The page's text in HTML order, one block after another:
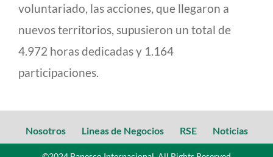
voluntariado, las acciones, que llegaron a
nuevos territorios, supusieron un total de
4.972 horas dedicadas y 1.164
participaciones.
Nosotros Lineas de Negocios RSE Noticias